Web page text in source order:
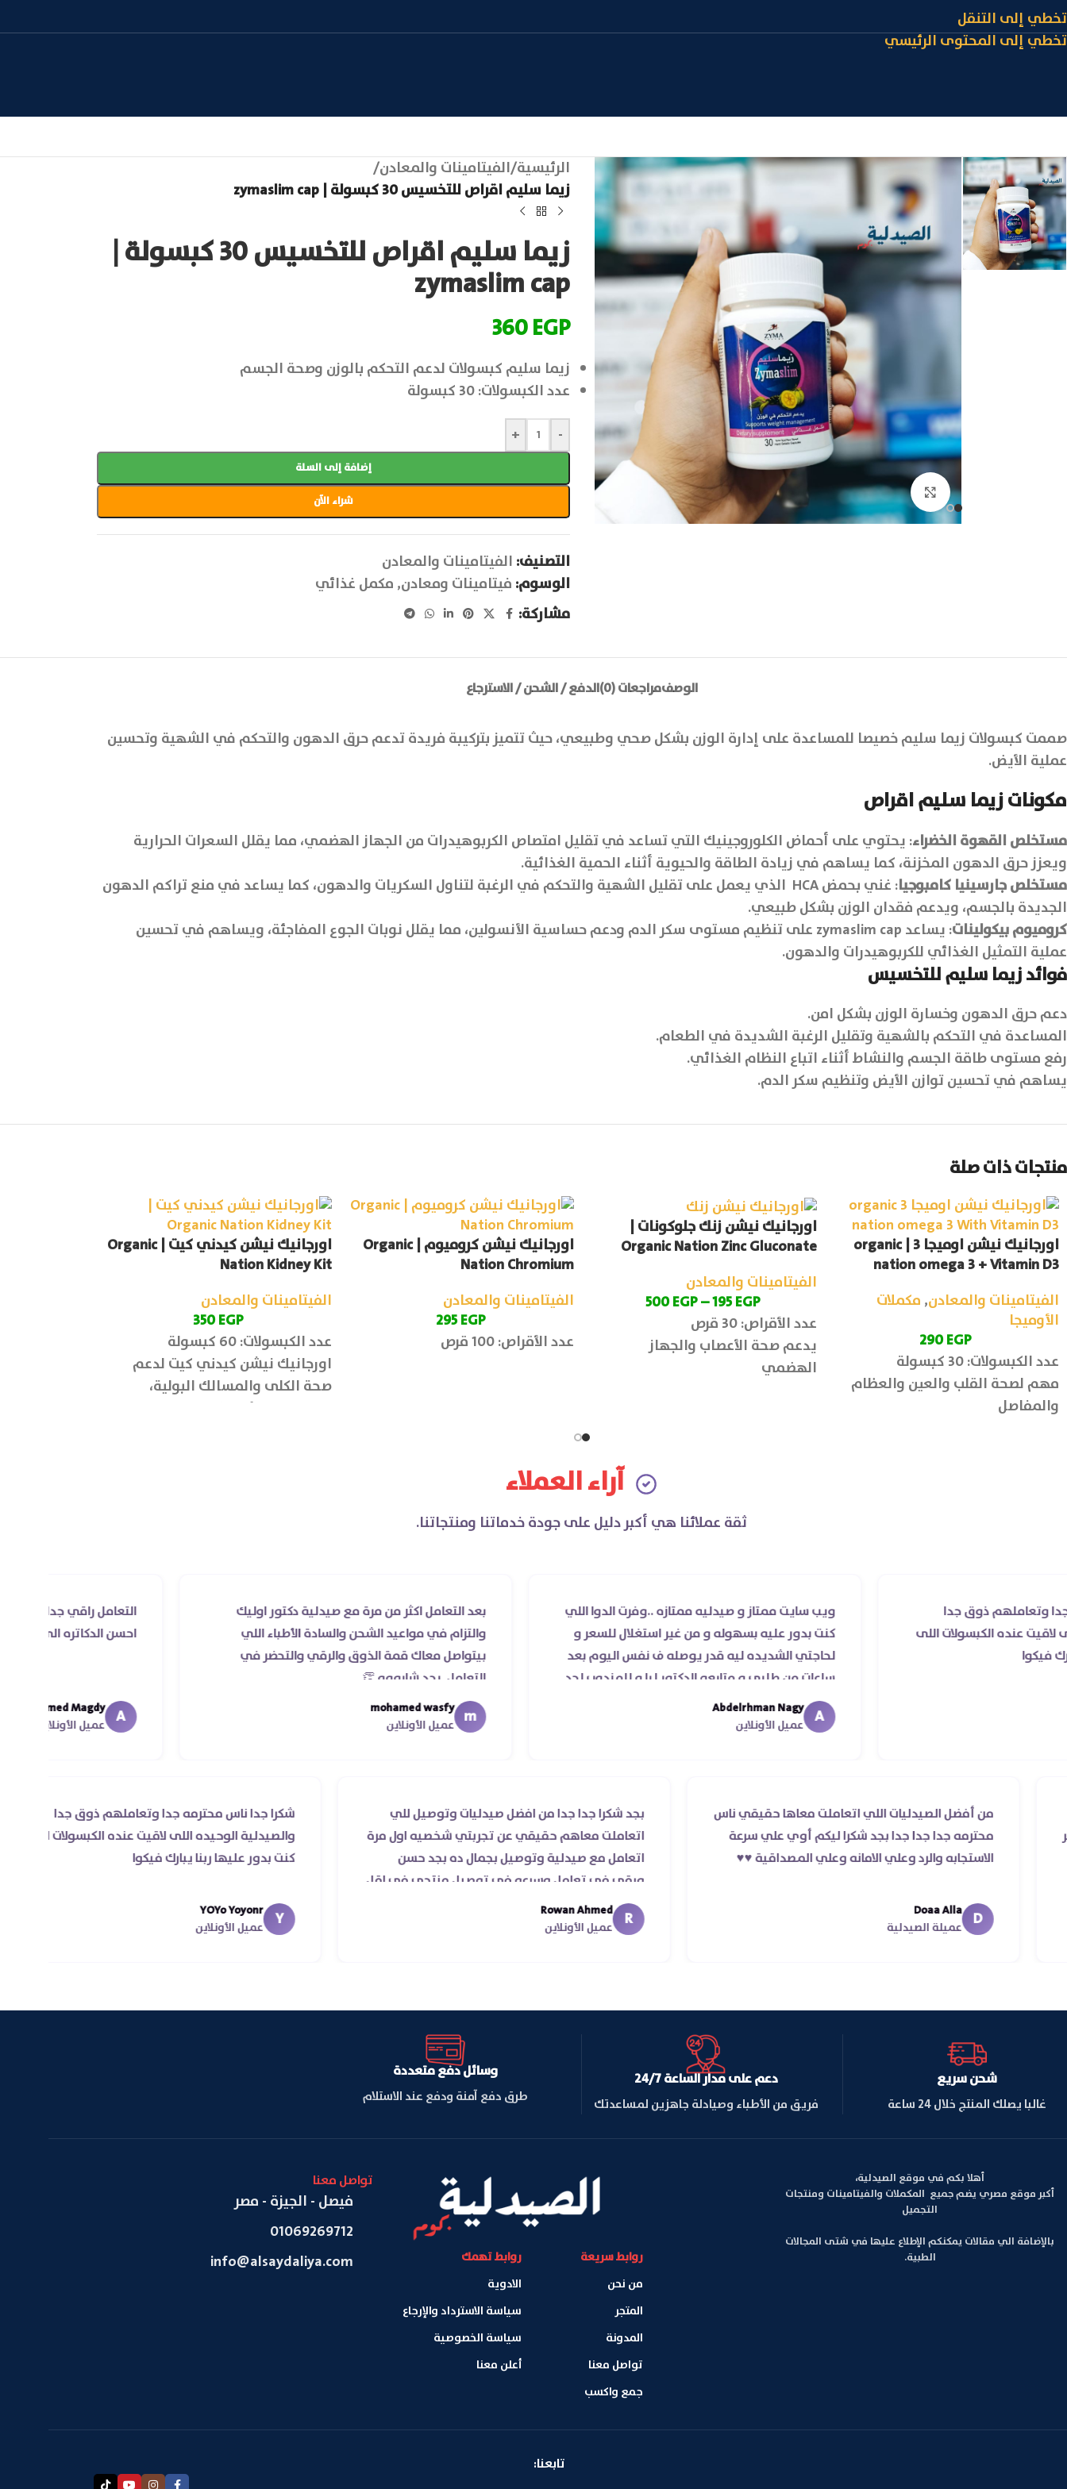
تخطي إلى التنقل
تخطي إلى المحتوى الرئيسي
انقر للتكبير
الرئيسية/الفيتامينات والمعادن/
زيما سليم اقراص للتخسيس 30 كبسولة | zymaslim cap
زيما سليم اقراص للتخسيس 30 كبسولة |
zymaslim cap
360EGP
زيما سليم كبسولات لدعم التحكم بالوزن وصحة الجسم
عدد الكبسولات: 30 كبسولة
-
+
إضافة إلى السلة
شراء الآن
التصنيف: الفيتامينات والمعادن
الوسوم: فيتامينات ومعادن, مكمل غذائي
مشاركة:
الوصفمراجعات (0) الدفع / الشحن / الاسترجاع
صممت كبسولات زيما سليم خصيصا للمساعدة على إدارة الوزن بشكل صحي وطبيعي، حيث تتميز بتركيبة فريدة تدعم حرق الدهون والتحكم في الشهية وتحسين
عملية الأيض.
مكونات زيما سليم اقراص
مستخلص القهوة الخضراء: يحتوي على أحماض الكلوروجينيك التي تساعد في تقليل امتصاص الكربوهيدرات من الجهاز الهضمي، مما يقلل السعرات الحرارية
ويعزز حرق الدهون المخزنة، كما يساهم في زيادة الطاقة والحيوية أثناء الحمية الغذائية.
مستخلص جارسينيا كامبوجيا
: غني بحمض HCA الذي يعمل على تقليل الشهية والتحكم في الرغبة لتناول السكريات والدهون، كما يساعد في منع تراكم الدهون
الجديدة بالجسم، ويدعم فقدان الوزن بشكل طبيعي.
كروميوم بيكولينات
: يساعد zymaslim cap على تنظيم مستوى سكر الدم ودعم حساسية الأنسولين، مما يقلل نوبات الجوع المفاجئة، ويساهم في تحسين
عملية التمثيل الغذائي للكربوهيدرات والدهون.
فوائد زيما سليم للتخسيس
دعم حرق الدهون وخسارة الوزن بشكل امن.
المساعدة في التحكم بالشهية وتقليل الرغبة الشديدة في الطعام.
رفع مستوى طاقة الجسم والنشاط أثناء اتباع النظام الغذائي.
يساهم في تحسين توازن الأيض وتنظيم سكر الدم.
منتجات ذات صلة
اورجانيك نيشن اوميجا 3 | organic
nation omega 3 + Vitamin D3
الفيتامينات والمعادن, مكملات
الأوميجا
290EGP
عدد الكبسولات: 30 كبسولة
مهم لصحة القلب والعين والعظام
والمفاصل
اورجانيك نيشن زنك جلوكونات |
Organic Nation Zinc Gluconate
الفيتامينات والمعادن
195EGP
–
500EGP
عدد الأقراص: 30 قرص
يدعم صحة الأعصاب والجهاز
الهضمي
اورجانيك نيشن كروميوم | Organic
Nation Chromium
الفيتامينات والمعادن
295EGP
عدد الأقراص: 100 قرص
اورجانيك نيشن كيدني كيت | Organic
Nation Kidney Kit
الفيتامينات والمعادن
350EGP
عدد الكبسولات: 60 كبسولة
اورجانيك نيشن كيدني كيت لدعم
صحة الكلى والمسالك البولية،
وتحسين وظائف الكلى وتطهير
آراء العملاء
ثقة عملائنا هي أكبر دليل على جودة خدماتنا ومنتجاتنا.
ذوق جدا
الكبسولات اللى
ويب سايت ممتاز و صيدليه ممتازه ..وفرت الدوا اللي
كنت بدور عليه بسهوله و من غير استغلال للسعر و
لحاجتي الشديده ليه قدر يوصله ف نفس اليوم بعد
ساعات من طلبي و متابعه الدكتور ليا و للمندوب لحد
ما استلمت بالرغم من انتهاء موعد عمله ..فضل يتابع
معايا لحد ما استلمت ..شكرا جزيلا ليكم
Abdelrhman Nagy
عميل الأونلاين
بعد التعامل اكثر من مرة مع صيدلية دكتور اوليك
والتزام في مواعيد الشحن والسادة الأطباء اللي
بيتواصل معاك قمة الذوق والرقي والتحضر في
التعامل. بجد شابووو 👏‏
mohamed wasfy
عميل الأونلاين
التعامل راقي جدا و الخدمه
احسن الدكاتره الي اتعاملت معاهم
Ahmed Magdy
عميل الأونلاين
ده غير
من أفضل الصيدليات اللي اتعاملت معاها حقيقي ناس
محترمه جدا جدا جدا بجد شكرا ليكم أوي علي سرعة
الاستجابه والرد وعلي الامانه وعلي المصداقية ♥️♥️‏
D
عميلة الصيدلية
بجد شكرا جدا جدا من افضل صيدليات وتوصيل للي
اتعاملت معاهم حقيقي عن تجربتي شخصيه اول مرة
اتعامل مع صيدلية وتوصيل بجمال ده بجد حسن
ورقي في تعامل وسرعه في توصيل منتجي في اقل
من يومين من اسكندرية للقاهره ..
R
Rowan Ahmed
عميل الأونلاين
شكرا جدا ناس محترمه جدا وتعاملهم ذوق جدا
والصيدلية الوحيده اللى لاقيت عنده
كنت بدور عليها ربنا يبارك فيكوا
Y
YOYo Yoyonr
عميل الأونلاين
شحن سريع
غالبا يصلك المنتج خلال 24 ساعة
دعم على مدار الساعة 24/7
فريق من الأطباء وصيادلة جاهزين لمساعدتك
وسائل دفع متعددة
طرق دفع آمنة ودفع عند الاستلام
أهلا بكم في موقع الصيدلية،
أكبر موقع مصري يضم جميع المكملات والفيتامينات ومنتجات
التجميل
بالإضافة الي مقالات يمكنكم الإطلاع عليها في شتى المجالات
الطبية.
روابط سريعة
من نحن
المتجر
المدونة
تواصل معنا
جمع واكسب
روابط تهمك
الادوية
سياسة الاسترداد والإرجاع
سياسة الخصوصية
أعلن معنا
تواصل معنا
فيصل - الجيزة - مصر
01069269712
info@alsaydaliya.com
تابعنا: